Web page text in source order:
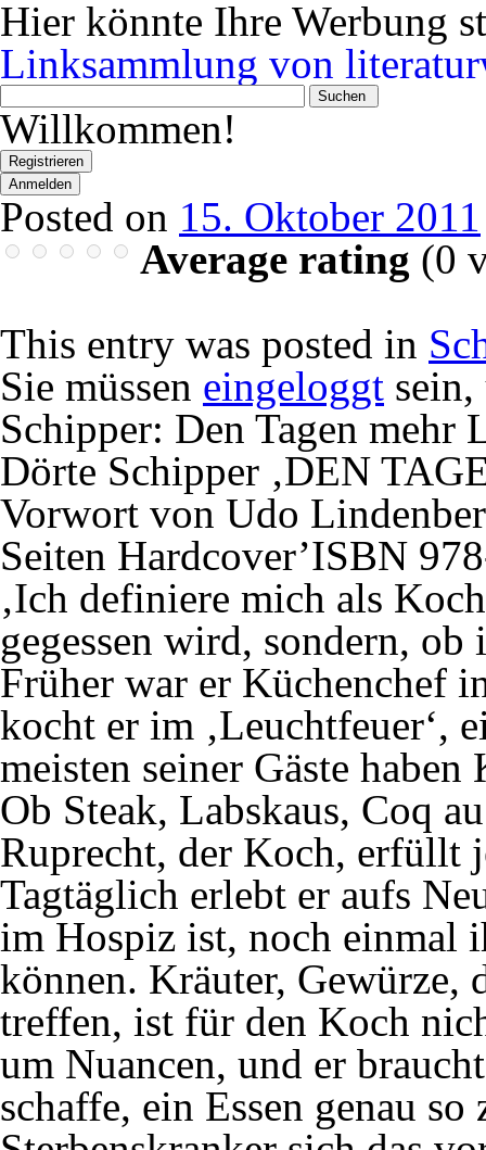
Hier könnte Ihre Werbung
Linksammlung von
Wonach
suchen
Sie?
Willkommen!
Registrieren
Anmelden
Posted on 15. Oktober 2011
Average rating (0
This entry was posted in
Sie müssen eingeloggt
Schipper: Den Tagen mehr
Dörte Schipper ‚DEN
Vorwort von Udo
Seiten Hardcover’ISBN
‚Ich definiere mich als
gegessen wird, sondern,
Früher war er Küchenchef
kocht er im ‚Leuchtfeuer‘,
meisten seiner Gäste
Ob Steak, Labskaus, Coq
Ruprecht, der Koch, erfüllt
Tagtäglich erlebt er aufs
im Hospiz ist, noch einmal
können. Kräuter, Gewürze,
treffen, ist für den Koch
um Nuancen, und er
schaffe, ein Essen genau